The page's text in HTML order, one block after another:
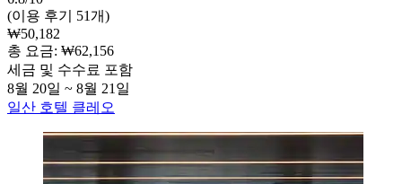
(이용 후기 51개)
₩50,182
총 요금: ₩62,156
세금 및 수수료 포함
8월 20일 ~ 8월 21일
일산 호텔 클레오